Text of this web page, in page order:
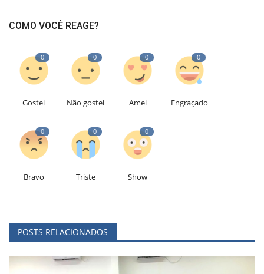
COMO VOCÊ REAGE?
0
Gostei
0
Não gostei
0
Amei
0
Engraçado
0
Bravo
0
Triste
0
Show
POSTS RELACIONADOS